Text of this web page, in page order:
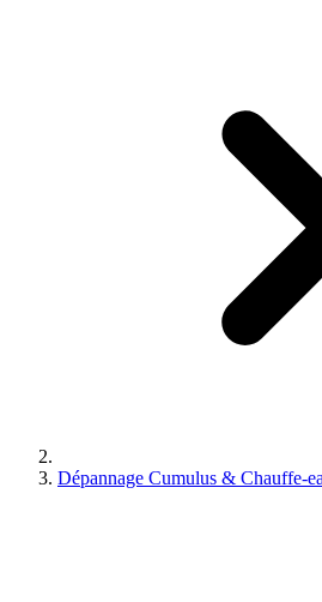
Dépannage Cumulus & Chauffe-